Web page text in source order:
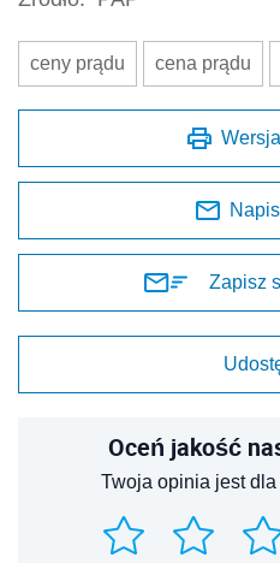
ceny prądu cena prądu
Zapisz
Oceń jakość
Twoja opinia jest